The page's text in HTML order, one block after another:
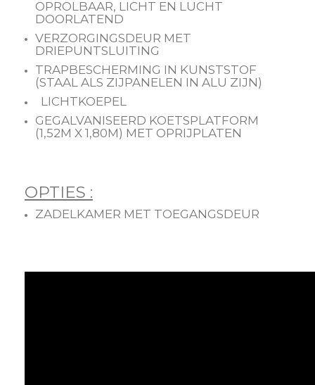
OPROLBAAR, LICHT EN LUCHT
DOORLATEND
VERZORGINGSDEUR MET
DRIEPUNTSLUITING
TRAPBESCHERMING IN KUNSTSTOF
(STAAL ALS ZIJPANELEN IN ALU ZIJN)
LICHTKOEPEL
GEGALVANISEERD KOETSPLATFORM
(1,52M X 1,80M) MET OPRIJPLATEN
OPTIES :
ZADELKAMER MET TOEGANGSDEUR